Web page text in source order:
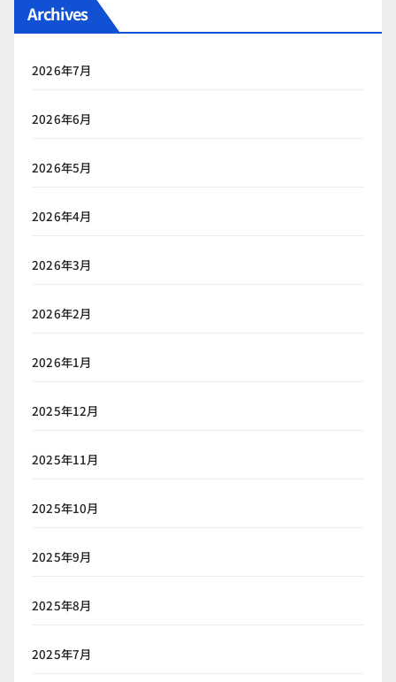
Archives
2026年7月
2026年6月
2026年5月
2026年4月
2026年3月
2026年2月
2026年1月
2025年12月
2025年11月
2025年10月
2025年9月
2025年8月
2025年7月